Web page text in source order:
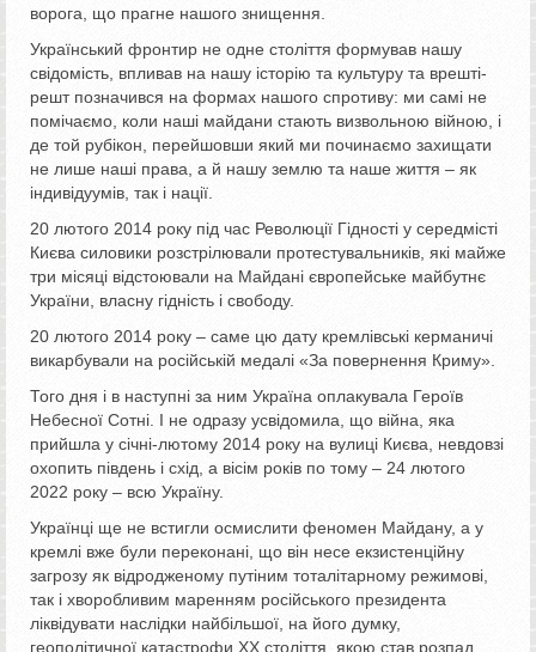
ворога, що прагне нашого знищення.
Український фронтир не одне століття формував нашу
свідомість, впливав на нашу історію та культуру та врешті-
решт позначився на формах нашого спротиву: ми самі не
помічаємо, коли наші майдани стають визвольною війною, і
де той рубікон, перейшовши який ми починаємо захищати
не лише наші права, а й нашу землю та наше життя – як
індивідуумів, так і нації.
20 лютого 2014 року під час Революції Гідності у середмісті
Києва силовики розстрілювали протестувальників, які майже
три місяці відстоювали на Майдані європейське майбутнє
України, власну гідність і свободу.
20 лютого 2014 року – саме цю дату кремлівські керманичі
викарбували на російській медалі «За повернення Криму».
Того дня і в наступні за ним Україна оплакувала Героїв
Небесної Сотні. І не одразу усвідомила, що війна, яка
прийшла у січні-лютому 2014 року на вулиці Києва, невдовзі
охопить південь і схід, а вісім років по тому – 24 лютого
2022 року – всю Україну.
Українці ще не встигли осмислити феномен Майдану, а у
кремлі вже були переконані, що він несе екзистенційну
загрозу як відродженому путіним тоталітарному режимові,
так і хворобливим маренням російського президента
ліквідувати наслідки найбільшої, на його думку,
геополітичної катастрофи ХХ століття, якою став розпад